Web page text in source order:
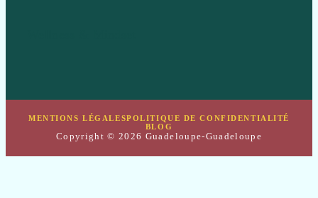
MENTIONS LÉGALESPOLITIQUE DE CONFIDENTIALITÉ
BLOG
Copyright © 2026 Guadeloupe-Guadeloupe